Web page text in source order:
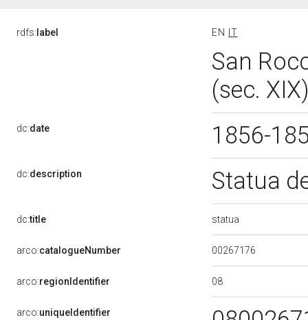
rdfs: label EN IT
San
(sec.
dc:date 1856-
dc:description Statua
dc:title statua
arco:catalogueNumber 00267176
arco:regionIdentifier 08
arco:uniqueIdentifier